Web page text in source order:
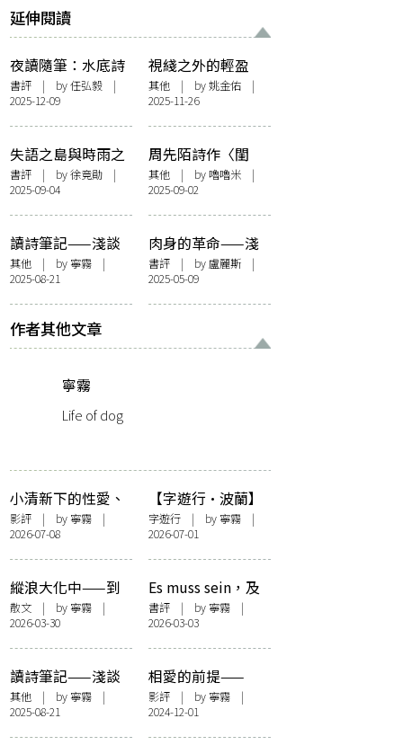
延伸閱讀
夜讀隨筆：水底詩
社三人詩選《星的
答案悄悄成形》
書評 | by 任弘毅 |
2025-12-09
視綫之外的輕盈
——讀楊牧〈日
子〉
其他| by 姚金佑 |
2025-11-26
失語之島與時雨之
島——讀陳滅《離
亂經》
書評 | by徐竟勛 |
2025-09-04
周先陌詩作〈閨
房〉的爆紅與爭議
其他| by 嚕嚕米 |
2025-09-02
讀詩筆記——淺談
羅伯特. 哈斯〈在拉
貢尼塔斯沉思〉
其他 | by 寧霧 |
2025-08-21
肉身的革命——淺
論施勁超《行走的
姿態》中的城市
「漫遊者」
書評| by 盧麗斯 |
2025-05-09
作者其他文章
寧霧
Life of dog
小清新下的性愛、
醜陋與血腥——今
村昌平《鰻魚》中
的父權
影評 | by 寧霧 |
2026-07-08
【字遊行·波蘭】
暗面
字遊行| by 寧霧|
2026-07-01
縱浪大化中——到
黃竹街去
散文 | by 寧霧 |
2026-03-30
Es muss sein，及
溫柔的反叛——讀
蕭樂恩小說集《躡
手躡腳》
書評| by 寧霧|
2026-03-03
讀詩筆記——淺談
羅伯特. 哈斯〈在拉
貢尼塔斯沉思〉
其他 | by 寧霧 |
2025-08-21
相愛的前提——
《跨到彼岸尋找
你》中邊界的概念
影評| by 寧霧|
2024-12-01